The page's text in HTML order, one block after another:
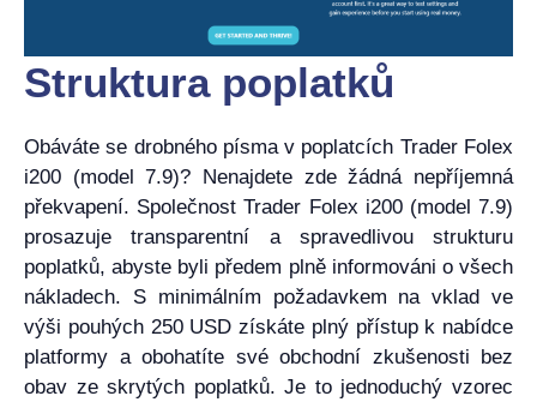
Struktura poplatků
Obáváte se drobného písma v poplatcích Trader Folex
i200 (model 7.9)? Nenajdete zde žádná nepříjemná
překvapení. Společnost Trader Folex i200 (model 7.9)
prosazuje transparentní a spravedlivou strukturu
poplatků, abyste byli předem plně informováni o všech
nákladech. S minimálním požadavkem na vklad ve
výši pouhých 250 USD získáte plný přístup k nabídce
platformy a obohatíte své obchodní zkušenosti bez
obav ze skrytých poplatků. Je to jednoduchý vzorec